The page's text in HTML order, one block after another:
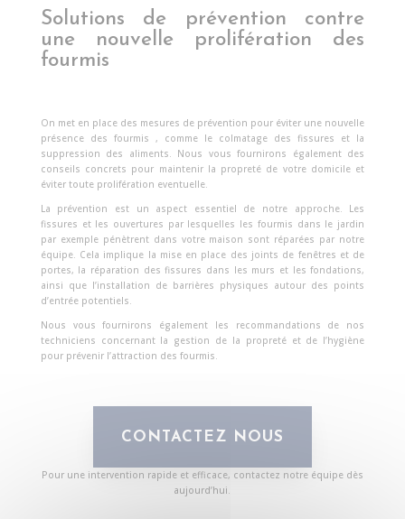
Solutions de prévention contre
une nouvelle prolifération des
fourmis
On met en place des mesures de prévention pour éviter une nouvelle
présence des fourmis , comme le colmatage des fissures et la
suppression des aliments. Nous vous fournirons également des
conseils concrets pour maintenir la propreté de votre domicile et
éviter toute prolifération eventuelle.
La prévention est un aspect essentiel de notre approche. Les
fissures et les ouvertures par lesquelles les fourmis dans le jardin
par exemple pénètrent dans votre maison sont réparées par notre
équipe. Cela implique la mise en place des joints de fenêtres et de
portes, la réparation des fissures dans les murs et les fondations,
ainsi que l’installation de barrières physiques autour des points
d’entrée potentiels.
Nous vous fournirons également les recommandations de nos
techniciens concernant la gestion de la propreté et de l’hygiène
pour prévenir l’attraction des fourmis.
CONTACTEZ NOUS
Pour une intervention rapide et efficace, contactez notre équipe dès
aujourd’hui.